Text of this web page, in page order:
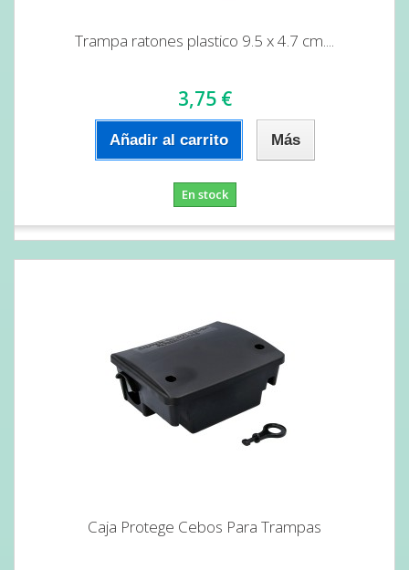
Trampa ratones plastico 9.5 x 4.7 cm....
3,75 €
Añadir al carrito Más
En stock
Caja Protege Cebos Para Trampas